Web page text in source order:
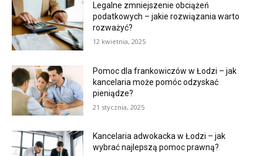
Legalne zmniejszenie obciążeń
podatkowych – jakie rozwiązania warto
rozważyć?
12 kwietnia, 2025
Pomoc dla frankowiczów w Łodzi – jak
kancelaria może pomóc odzyskać
pieniądze?
21 stycznia, 2025
Kancelaria adwokacka w Łodzi – jak
wybrać najlepszą pomoc prawną?